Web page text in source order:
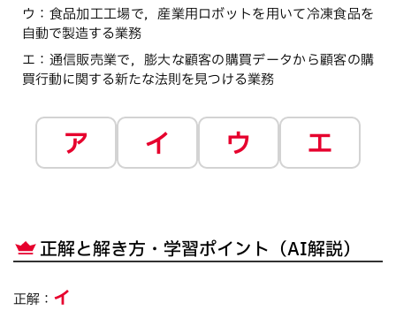
ウ ： 食品加工工場で，産業用ロボットを用いて冷凍食品を
自動で製造する業務
エ ： 通信販売業で，膨大な顧客の購買データから顧客の購
買行動に関する新たな法則を見つける業務
ア イ ウ エ
正解と解き方・学習ポイント（AI解説）
正解： イ